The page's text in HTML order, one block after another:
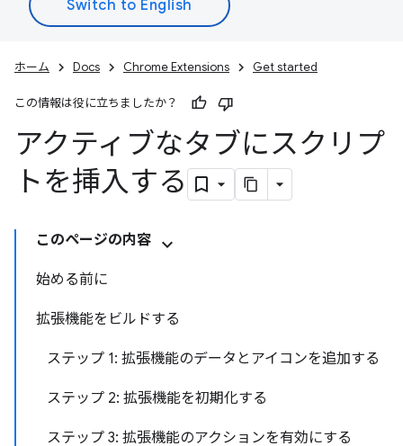
ホーム Docs Chrome Extensions Get started
この情報は役に立ちましたか？
アクティブなタブにスクリプ
トを挿入する
このページの内容
始める前に
拡張機能をビルドする
ステップ 1: 拡張機能のデータとアイコンを追加する
ステップ 2: 拡張機能を初期化する
ステップ 3: 拡張機能のアクションを有効にする